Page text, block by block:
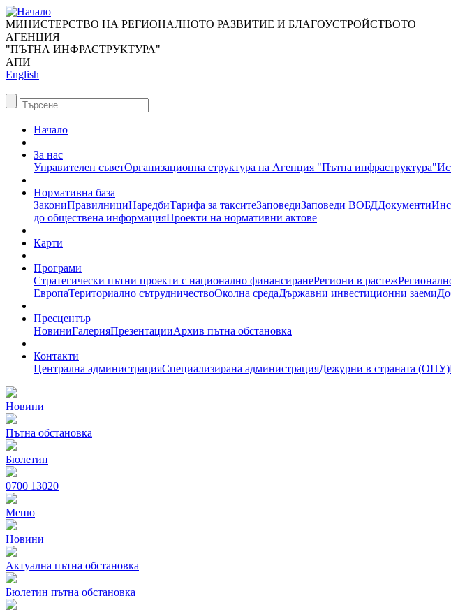
МИНИСТЕРСТВО НА РЕГИОНАЛНОТО РАЗВИТИЕ И БЛАГОУСТРОЙСТВОТО
АГЕНЦИЯ
"ПЪТНА ИНФРАСТРУКТУРА"
АПИ
English
Начало
За нас
Управителен съветОрганизационна структура на Агенция "Пътна инфраструктура"
Нормативна база
ЗакониПравилнициНаредбиТарифа за такситеЗаповедиЗаповеди ВОБДДокументи
до обществена информацияПроекти на нормативни актове
Карти
Програми
Стратегически пътни проекти с национално финансиранеРегиони в растеж
ЕвропаТериториално сътрудничествоОколна средаДържавни инвестиционни заеми
Пресцентър
НовиниГалерияПрезентацииАрхив пътна обстановка
Контакти
Централна администрацияСпециализирана администрацияДежурни в страната (ОПУ)
Новини
Пътна обстановка
Бюлетин
0700 13020
Меню
Новини
Актуална пътна обстановка
Бюлетин пътна обстановка